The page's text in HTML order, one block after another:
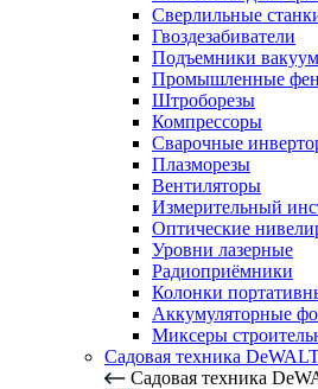
Сверлильные
Гвоздезабиватели
Подъемники
Промышленные
Штроборезы
Компрессоры
Сварочные
Плазморезы
Вентиляторы
Измерительный
Оптические
Уровни лазерные
Радиоприёмники
Колонки
Аккумуляторные
Миксеры
Садовая техника
Садовая техника